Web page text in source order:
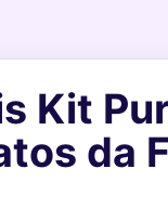
Kit
da